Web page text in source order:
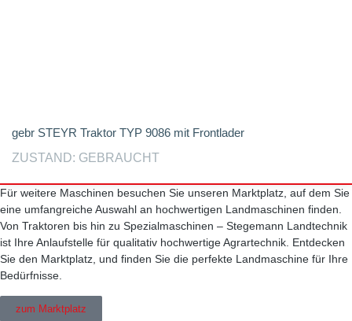
gebr STEYR Traktor TYP 9086 mit Frontlader
ZUSTAND: GEBRAUCHT
Für weitere Maschinen besuchen Sie unseren Marktplatz, auf dem Sie
eine umfangreiche Auswahl an hochwertigen Landmaschinen finden.
Von Traktoren bis hin zu Spezialmaschinen – Stegemann Landtechnik
ist Ihre Anlaufstelle für qualitativ hochwertige Agrartechnik. Entdecken
Sie den Marktplatz, und finden Sie die perfekte Landmaschine für Ihre
Bedürfnisse.
zum Marktplatz